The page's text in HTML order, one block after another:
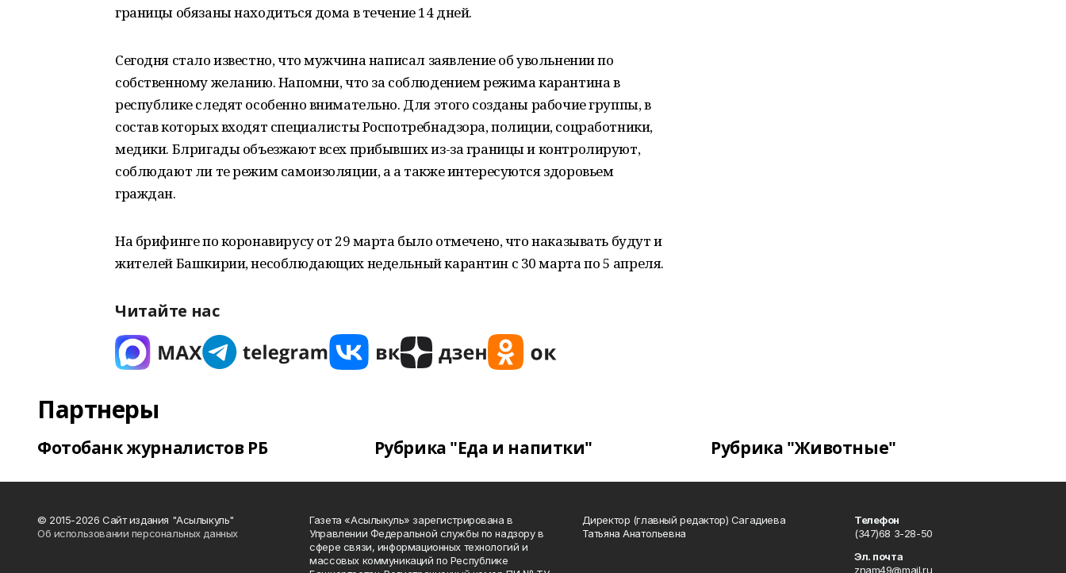
границы обязаны находиться дома в течение 14 дней.
Сегодня стало известно, что мужчина написал заявление об увольнении по
собственному желанию. Напомни, что за соблюдением режима карантина в
республике следят особенно внимательно. Для этого созданы рабочие группы, в
состав которых входят специалисты Роспотребнадзора, полиции, соцработники,
медики. Блригады объезжают всех прибывших из-за границы и контролируют,
соблюдают ли те режим самоизоляции, а а также интересуются здоровьем
граждан.
На брифинге по коронавирусу от 29 марта было отмечено, что наказывать будут и
жителей Башкирии, несоблюдающих недельный карантин с 30 марта по 5 апреля.
Читайте нас
Партнеры
Фотобанк журналистов РБ Рубрика "Еда и напитки" Рубрика "Животные"
© 2015-2026 Сайт издания "Асылыкуль"
Об использовании персональных данных
Газета «Асылыкуль» зарегистрирована в
Управлении Федеральной службы по надзору в
сфере связи, информационных технологий и
массовых коммуникаций по Республике
Директор (главный редактор) Сагадиева
Татьяна Анатольевна
Телефон
(347)68 3-28-50
Эл. почта
znam49@mail.ru